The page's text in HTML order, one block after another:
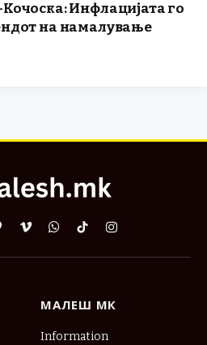
Инфлацијата го
на намалување
VimeoWhatsApp
TikTokInstagram
МАЛЕШ МК
Information